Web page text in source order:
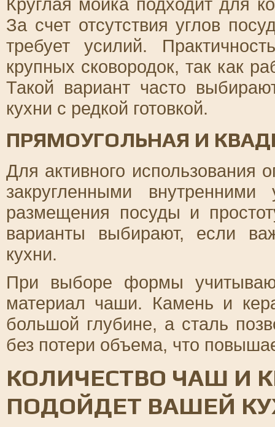
За счет отсутствия углов
требует усилий.
крупных сковородок, так как
Такой вариант часто
кухни с редкой готовкой.
ПРЯМОУГОЛЬНАЯ И
Для активного использования
закругленными
размещения посуды и
варианты выбирают, если
кухни.
При выборе формы
материал чаши. Камень и
большой глубине, а сталь
без потери объема, что
КОЛИЧЕСТВО ЧАШ И
ПОДОЙДЕТ ВАШЕЙ